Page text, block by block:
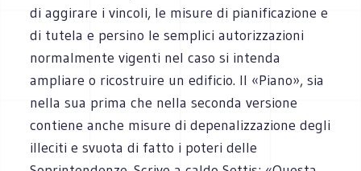
di aggirare i vincoli, le misure di pianificazione e
di tutela e persino le semplici autorizzazioni
normalmente vigenti nel caso si intenda
ampliare o ricostruire un edificio. Il «Piano», sia
nella sua prima che nella seconda versione
contiene anche misure di depenalizzazione degli
illeciti e svuota di fatto i poteri delle